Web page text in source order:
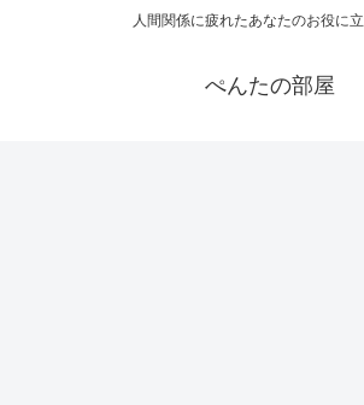
人間関係に疲れたあなたのお役に
ぺんたの部屋